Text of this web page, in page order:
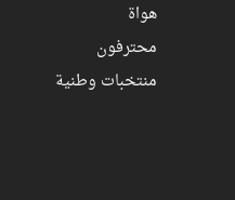
هواة
محترفون
منتخبات وطنية